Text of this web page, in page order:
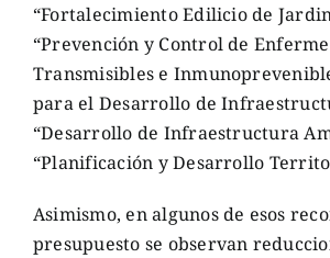
“Fortalecimiento Edilicio de
“Prevención y Control de
Transmisibles e
para el Desarrollo de
“Desarrollo de Infraestructura
“Planificación y Desarrollo
Asimismo, en algunos de esos
presupuesto se observan